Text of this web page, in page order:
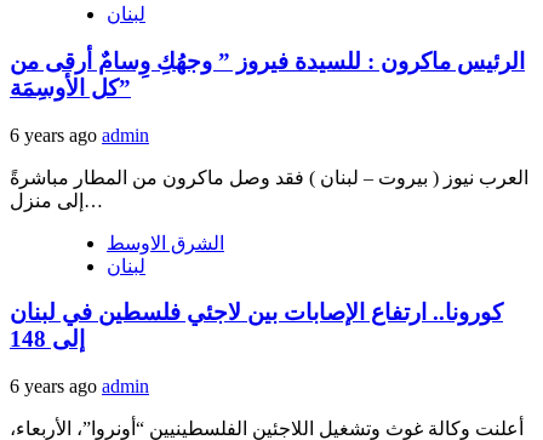
لبنان
الرئيس ماكرون : للسيدة فيروز ” وجهُكِ وِسامٌ أرقى من
كل الأوسِمَة”
6 years ago admin
العرب نيوز ( بيروت – لبنان ) فقد وصل ماكرون من المطار مباشرةً
إلى منزل…
الشرق الاوسط
لبنان
كورونا.. ارتفاع الإصابات بين لاجئي فلسطين في لبنان
إلى 148
6 years ago admin
أعلنت وكالة غوث وتشغيل اللاجئين الفلسطينيين “أونروا”، الأربعاء،